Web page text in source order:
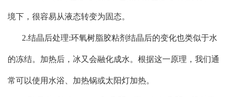
境下，很容易从液态转变为固态。
2.结晶后处理:环氧树脂胶粘剂结晶后的变化也类似于水
的冻结。加热后，冰又会融化成水。根据这一原理，我们通
常可以使用水浴、加热锅或太阳灯加热。